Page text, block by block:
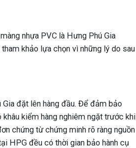
nhựa PVC là Hưng Phú Gia
khảo lựa chọn vì những lý do sau
đặt lên hàng đầu. Để đảm bảo
kiểm hàng nghiêm ngặt trước khi
chứng từ chứng minh rõ ràng nguồn
HPG đều có thời gian bảo hành cụ